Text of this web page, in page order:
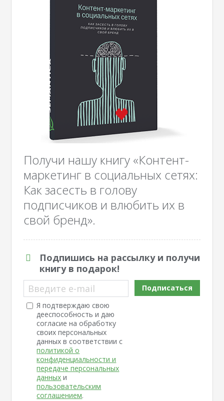
Получи нашу книгу «Контент-
маркетинг в социальных сетях:
Как засесть в голову
подписчиков и влюбить их в
свой бренд».
Подпишись на рассылку и получи
книгу в подарок!
Введите e-mail
Я подтверждаю свою
дееспособность и даю
согласие на обработку
своих персональных
данных в соответствии с
политикой о
конфиденциальности и
передаче персональных
данных и
пользовательским
соглашением.
Подписаться